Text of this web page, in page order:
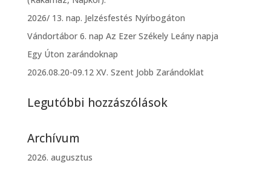
2026/ 13. nap. Jelzésfestés Nyírbogáton
Vándortábor 6. nap Az Ezer Székely Leány napja
Egy Úton zarándoknap
2026.08.20-09.12 XV. Szent Jobb Zarándoklat
Legutóbbi hozzászólások
Archívum
2026. augusztus